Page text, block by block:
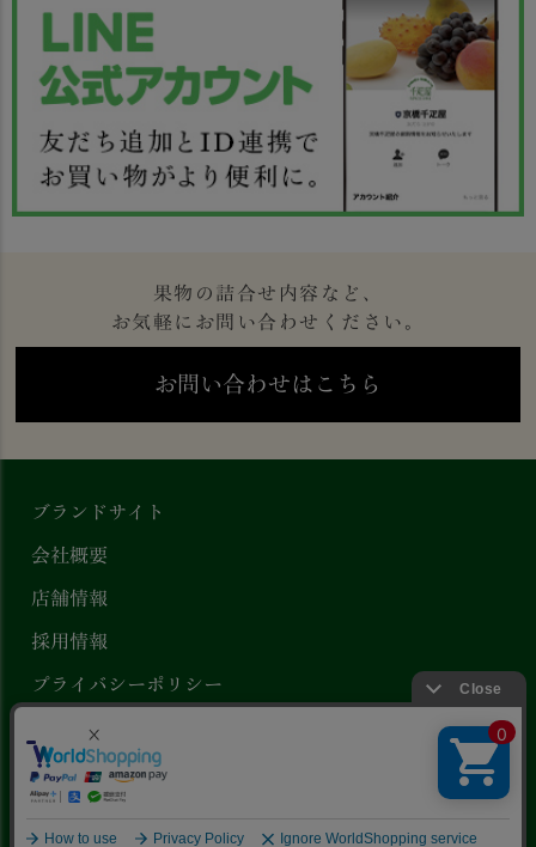
果物の詰合せ内容など、
お気軽にお問い合わせください。
お問い合わせはこちら
ブランドサイト
会社概要
店舗情報
採用情報
プライバシーポリシー
特定商取引法に基づく表示
Copyright ©